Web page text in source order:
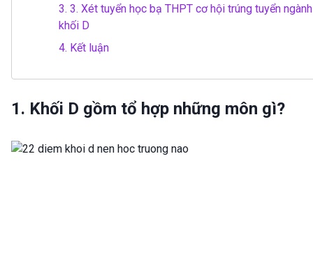
3. 3. Xét tuyển học bạ THPT cơ hội trúng tuyển ngành
khối D
4. Kết luận
1. Khối D gồm tổ hợp những môn gì?